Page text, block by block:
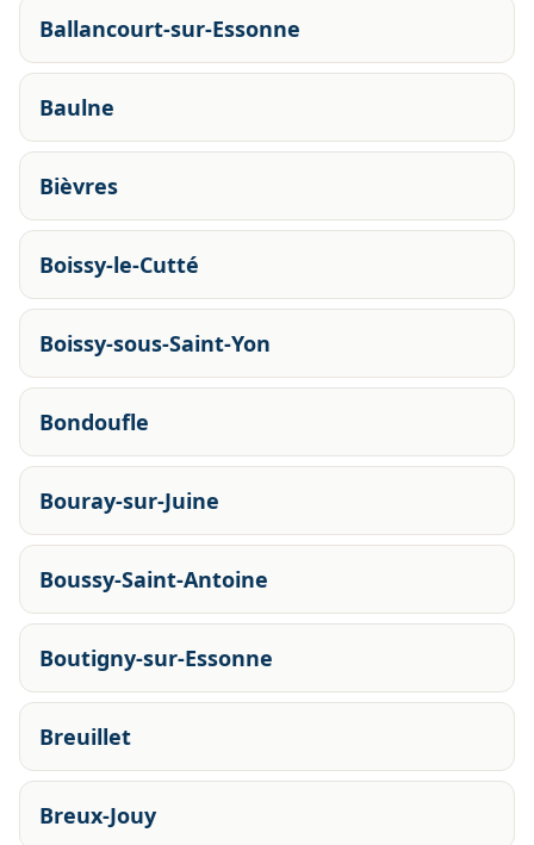
Ballancourt-sur-Essonne
Baulne
Bièvres
Boissy-le-Cutté
Boissy-sous-Saint-Yon
Bondoufle
Bouray-sur-Juine
Boussy-Saint-Antoine
Boutigny-sur-Essonne
Breuillet
Breux-Jouy